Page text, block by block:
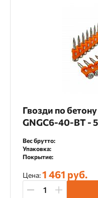
Гвозди по
GNGC6-40-BT -
Вес брутто:
Упаковка:
Покрытие:
Цена:1 461 руб.